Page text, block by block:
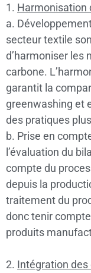
1. Harmonisation
a.
secteur textile
d’harmoniser les
carbone.
garantit la
greenwashing et
des pratiques
b. Prise en
l’évaluation du
compte du
depuis la
traitement du
donc tenir
produits
2. Intégration des